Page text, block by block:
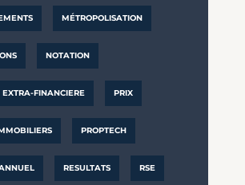
MÉTROPOLISATION
NOTATION
FINANCIERE PRIX
PROPTECH
RESULTATS RSE